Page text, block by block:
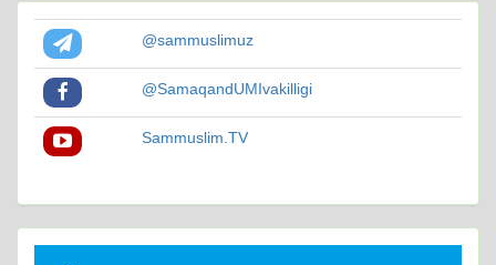
@sammuslimuz
@SamaqandUMIvakilligi
Sammuslim.TV